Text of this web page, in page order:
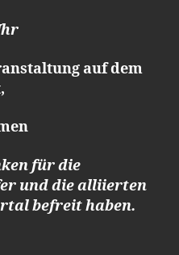
auf dem
für die
und die alliierten
befreit haben.